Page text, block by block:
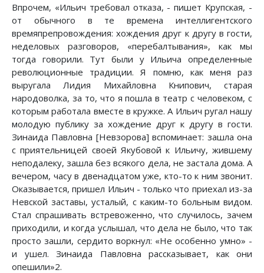
Впрочем, «Ильич требовал отказа, - пишет Крупская, -
от обычного в те времена интеллигентского
времяпрепровождения: хождения друг к другу в гости,
неделовых разговоров, «перебалтывания», как мы
тогда говорили. Тут были у Ильича определенные
революционные традиции. Я помню, как меня раз
выругала Лидия Михайловна Книпович, старая
народоволка, за то, что я пошла в театр с человеком, с
которым работала вместе в кружке. А Ильич ругал нашу
молодую публику за хождение друг к другу в гости.
Зинаида Павловна [Невзорова] вспоминает: зашла она
с приятельницей своей Якубовой к Ильичу, жившему
неподалеку, зашла без всякого дела, не застала дома. А
вечером, часу в двенадцатом уже, кто-то к ним звонит.
Оказывается, пришел Ильич - только что приехал из-за
Невской заставы, усталый, с каким-то больным видом.
Стал спрашивать встревоженно, что случилось, зачем
приходили, и когда услышал, что дела не было, что так
просто зашли, сердито воркнул: «Не особенно умно» -
и ушел. Зинаида Павловна рассказывает, как они
опешили»2.